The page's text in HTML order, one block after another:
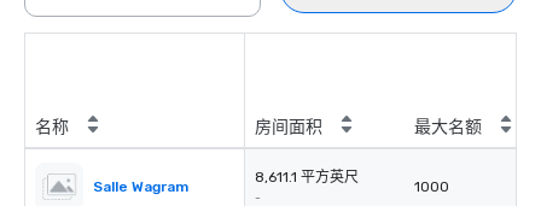
名称 房间面积 最大名额
Salle Wagram
8,611.1 平方英尺
-
1000